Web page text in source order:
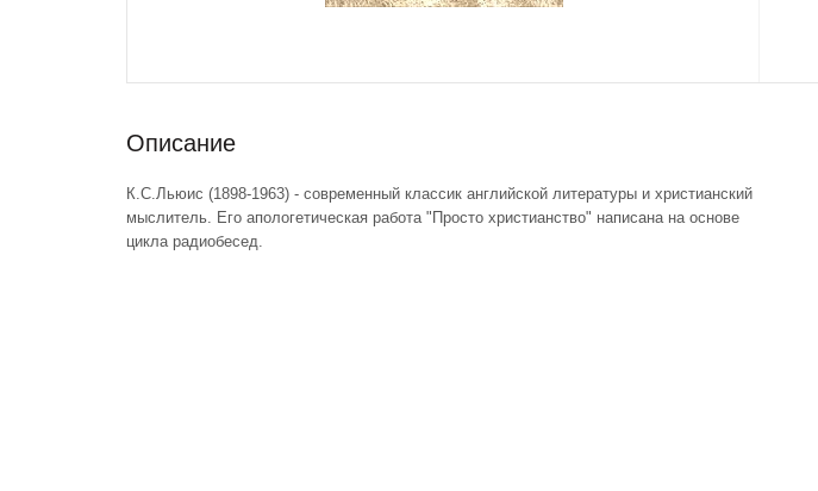
Описание
К.С.Льюис (1898-1963) - современный классик английской литературы и христианский
мыслитель. Его апологетическая работа "Просто христианство" написана на основе
цикла радиобесед.